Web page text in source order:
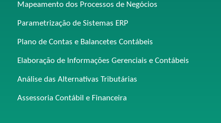
Mapeamento dos Processos de Negócios
Parametrização de Sistemas ERP
Plano de Contas e Balancetes Contábeis
Elaboração de Informações Gerenciais e Contábeis
Análise das Alternativas Tributárias
Assessoria Contábil e Financeira